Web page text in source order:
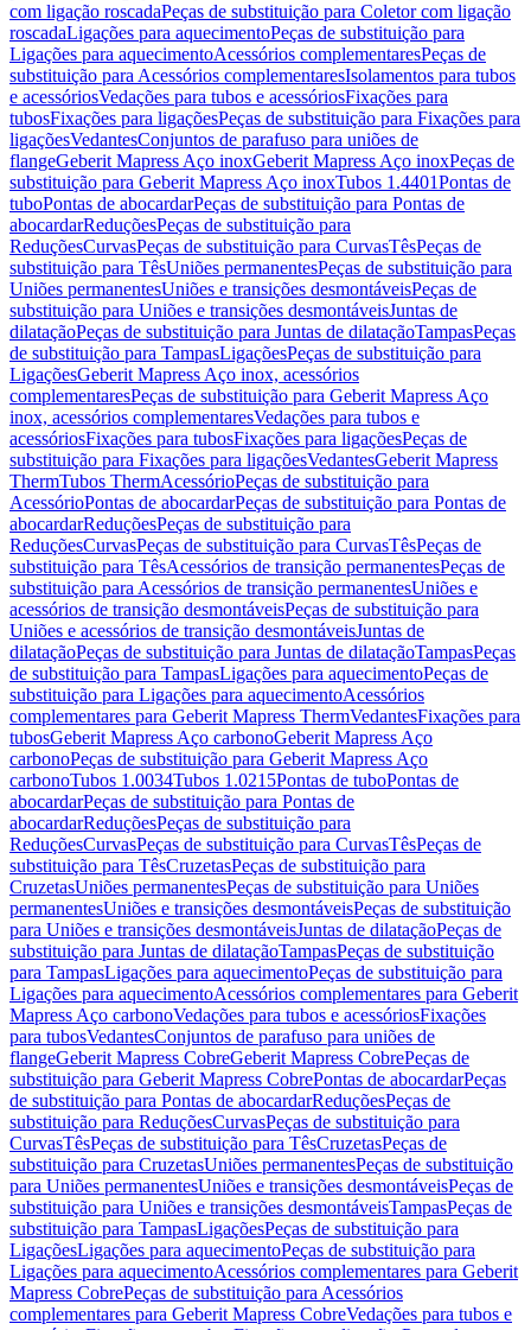
com ligação roscadaPeças de substituição para Coletor com ligação
roscadaLigações para aquecimentoPeças de substituição para
Ligações para aquecimentoAcessórios complementaresPeças de
substituição para Acessórios complementaresIsolamentos para tubos
e acessóriosVedações para tubos e acessóriosFixações para
tubosFixações para ligaçõesPeças de substituição para Fixações para
ligaçõesVedantesConjuntos de parafuso para uniões de
flangeGeberit Mapress Aço inoxGeberit Mapress Aço inoxPeças de
substituição para Geberit Mapress Aço inoxTubos 1.4401Pontas de
tuboPontas de abocardarPeças de substituição para Pontas de
abocardarReduçõesPeças de substituição para
ReduçõesCurvasPeças de substituição para CurvasTêsPeças de
substituição para TêsUniões permanentesPeças de substituição para
Uniões permanentesUniões e transições desmontáveisPeças de
substituição para Uniões e transições desmontáveisJuntas de
dilataçãoPeças de substituição para Juntas de dilataçãoTampasPeças
de substituição para TampasLigaçõesPeças de substituição para
LigaçõesGeberit Mapress Aço inox, acessórios
complementaresPeças de substituição para Geberit Mapress Aço
inox, acessórios complementaresVedações para tubos e
acessóriosFixações para tubosFixações para ligaçõesPeças de
substituição para Fixações para ligaçõesVedantesGeberit Mapress
ThermTubos ThermAcessórioPeças de substituição para
AcessórioPontas de abocardarPeças de substituição para Pontas de
abocardarReduçõesPeças de substituição para
ReduçõesCurvasPeças de substituição para CurvasTêsPeças de
substituição para TêsAcessórios de transição permanentesPeças de
substituição para Acessórios de transição permanentesUniões e
acessórios de transição desmontáveisPeças de substituição para
Uniões e acessórios de transição desmontáveisJuntas de
dilataçãoPeças de substituição para Juntas de dilataçãoTampasPeças
de substituição para TampasLigações para aquecimentoPeças de
substituição para Ligações para aquecimentoAcessórios
complementares para Geberit Mapress ThermVedantesFixações para
tubosGeberit Mapress Aço carbonoGeberit Mapress Aço
carbonoPeças de substituição para Geberit Mapress Aço
carbonoTubos 1.0034Tubos 1.0215Pontas de tuboPontas de
abocardarPeças de substituição para Pontas de
abocardarReduçõesPeças de substituição para
ReduçõesCurvasPeças de substituição para CurvasTêsPeças de
substituição para TêsCruzetasPeças de substituição para
CruzetasUniões permanentesPeças de substituição para Uniões
permanentesUniões e transições desmontáveisPeças de substituição
para Uniões e transições desmontáveisJuntas de dilataçãoPeças de
substituição para Juntas de dilataçãoTampasPeças de substituição
para TampasLigações para aquecimentoPeças de substituição para
Ligações para aquecimentoAcessórios complementares para Geberit
Mapress Aço carbonoVedações para tubos e acessóriosFixações
para tubosVedantesConjuntos de parafuso para uniões de
flangeGeberit Mapress CobreGeberit Mapress CobrePeças de
substituição para Geberit Mapress CobrePontas de abocardarPeças
de substituição para Pontas de abocardarReduçõesPeças de
substituição para ReduçõesCurvasPeças de substituição para
CurvasTêsPeças de substituição para TêsCruzetasPeças de
substituição para CruzetasUniões permanentesPeças de substituição
para Uniões permanentesUniões e transições desmontáveisPeças de
substituição para Uniões e transições desmontáveisTampasPeças de
substituição para TampasLigaçõesPeças de substituição para
LigaçõesLigações para aquecimentoPeças de substituição para
Ligações para aquecimentoAcessórios complementares para Geberit
Mapress CobrePeças de substituição para Acessórios
complementares para Geberit Mapress CobreVedações para tubos e